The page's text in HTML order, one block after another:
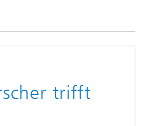
trifft